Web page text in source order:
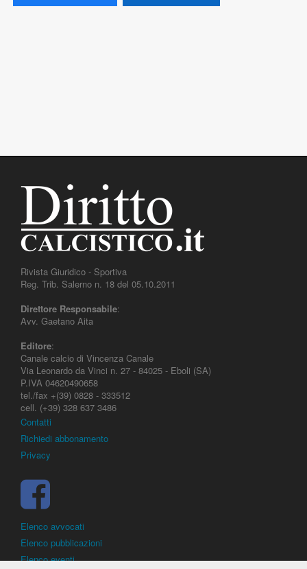
Rivista Giuridico - Sportiva
Reg. Trib. Salerno n. 18 del 05.10.2011
Direttore Responsabile:
Avv. Gaetano Aita
Editore:
Canale calcio di Vincenza Canale
Via Leonardo da Vinci n. 27 - 84025 - Eboli (SA)
P.IVA 04620490658
tel./fax +(39) 0828 - 333512
cell. (+39) 328 637 3486
Contatti
Richiedi abbonamento
Privacy
Elenco avvocati
Elenco pubblicazioni
Elenco eventi